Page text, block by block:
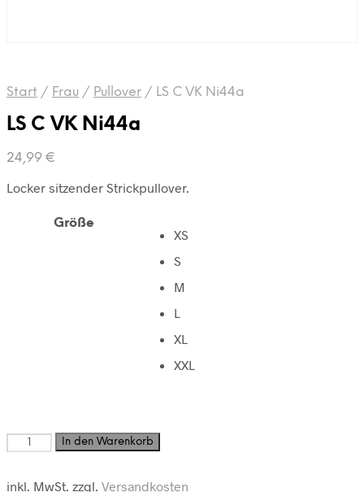
Start / Frau / Pullover / LS C VK Ni44a
LS C VK Ni44a
24,99 €
Locker sitzender Strickpullover.
Größe
XS
S
M
L
XL
XXL
LS
C
Ni44a
In den Warenkorb
inkl. MwSt. zzgl. Versandkosten